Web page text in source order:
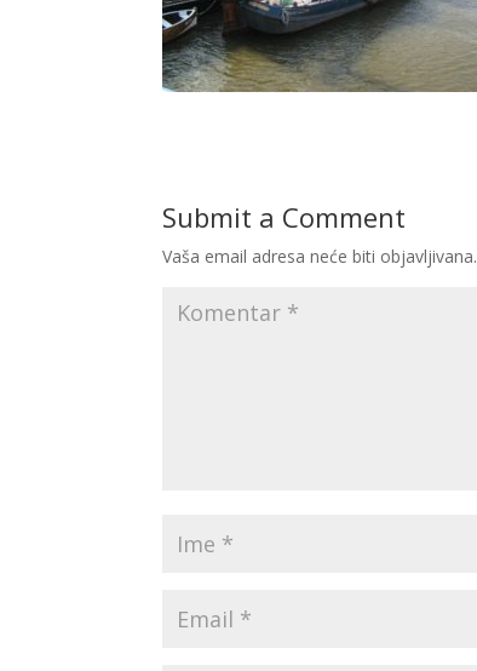
Submit a Comment
Vaša email adresa neće biti objavljivana.